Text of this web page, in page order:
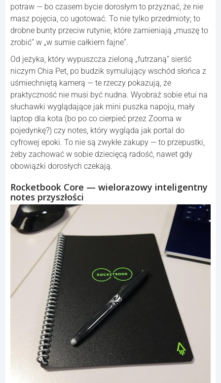
potraw — bo czasem bycie dorosłym to przyznać, że nie
masz pojęcia, co ugotować. To nie tylko przedmioty; to
drobne bunty przeciw rutynie, które zamieniają „muszę to
zrobić” w „w sumie całkiem fajne”.
Od jeżyka, który wypuszcza zieloną „futrzaną” sierść
niczym Chia Pet, po budzik symulujący wschód słońca z
uśmiechniętą kamerą — te rzeczy pokazują, że
praktyczność nie musi być nudna. Wyobraź sobie etui na
słuchawki wyglądające jak mini puszka napoju, mały
laptop dla kota (bo po co cierpieć przez Zooma w
pojedynkę?) czy notes, który wygląda jak portal do
cyfrowej epoki. To nie są zwykłe zakupy — to przepustki,
żeby zachować w sobie dziecięcą radość, nawet gdy
obowiązki dorosłych czekają.
Rocketbook Core — wielorazowy inteligentny
notes przyszłości